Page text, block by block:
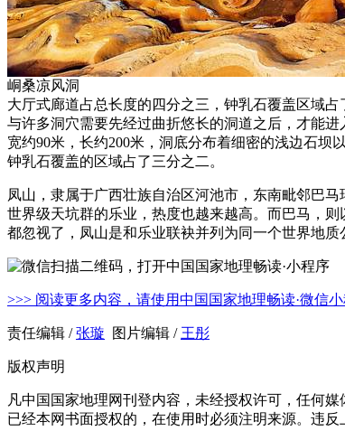
峒桑凉风洞
大厅式廊道占总长度的四分之三，钟乳石
与许多洞穴需要先经过曲折悠长的洞道之后，才能
宽约90米，长约200米，洞底分布着细密的浅边石坝
钟乳石覆盖的区域占了三分之二。
凤山，隶属于广西壮族自治区河池市，东南毗邻巴
世界级天坑群的乐业，热度也越来越高。而巴马，
都忽视了，凤山是和乐业联袂并列为同一个世界地质
>>> 阅读更多内容，请使用中国国家地理畅读·微信
责任编辑 /张璇 图片编辑 / 王彤
版权声明
凡中国国家地理网刊登内容，未经授权许可，任何
已经本网书面授权的，在使用时必须注明来源。违反